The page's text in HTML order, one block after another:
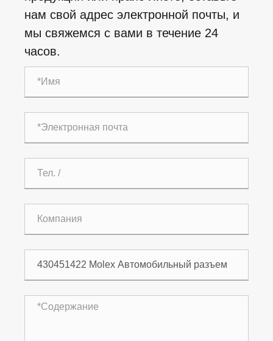
нам свой адрес электронной почты, и
мы свяжемся с вами в течение 24
часов.